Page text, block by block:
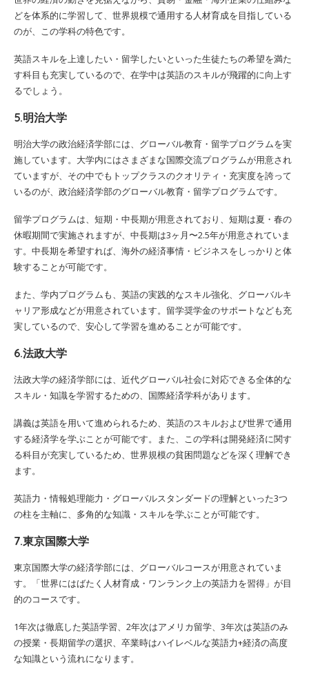
どを体系的に学習して、世界規模で通用する人材育成を目指している
のが、この学科の特色です。
英語スキルを上達したい・留学したいといった生徒たちの希望を満た
す科目も充実しているので、在学中は英語のスキルが飛躍的に向上す
るでしょう。
5.明治大学
明治大学の政治経済学部には、グローバル教育・留学プログラムを実
施しています。大学内にはさまざまな国際交流プログラムが用意され
ていますが、その中でもトップクラスのクオリティ・充実度を誇って
いるのが、政治経済学部のグローバル教育・留学プログラムです。
留学プログラムは、短期・中長期が用意されており、短期は夏・春の
休暇期間で実施されますが、中長期は3ヶ月〜2.5年が用意されていま
す。中長期を希望すれば、海外の経済事情・ビジネスをしっかりと体
験することが可能です。
また、学内プログラムも、英語の実践的なスキル強化、グローバルキ
ャリア形成などが用意されています。留学奨学金のサポートなども充
実しているので、安心して学習を進めることが可能です。
6.法政大学
法政大学の経済学部には、近代グローバル社会に対応できる全体的な
スキル・知識を学習するための、国際経済学科があります。
講義は英語を用いて進められるため、英語のスキルおよび世界で通用
する経済学を学ぶことが可能です。また、この学科は開発経済に関す
る科目が充実しているため、世界規模の貧困問題などを深く理解でき
ます。
英語力・情報処理能力・グローバルスタンダードの理解といった3つ
の柱を主軸に、多角的な知識・スキルを学ぶことが可能です。
7.東京国際大学
東京国際大学の経済学部には、グローバルコースが用意されていま
す。「世界にはばたく人材育成・ワンランク上の英語力を習得」が目
的のコースです。
1年次は徹底した英語学習、2年次はアメリカ留学、3年次は英語のみ
の授業・長期留学の選択、卒業時はハイレベルな英語力+経済の高度
な知識という流れになります。